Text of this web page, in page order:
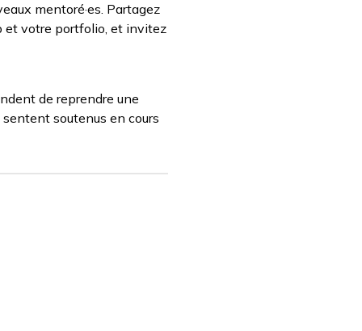
mentoré·es. Partagez
et votre portfolio, et invitez
de reprendre une
soutenus en cours